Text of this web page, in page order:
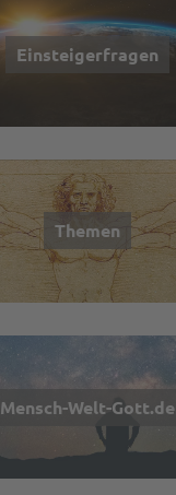
Einsteigerfragen
Themen
Mensch-Welt-Gott.de